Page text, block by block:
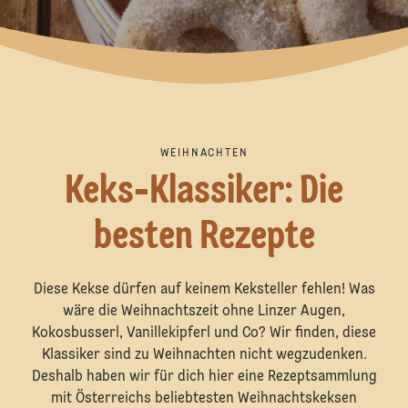
WEIHNACHTEN
Keks-Klassiker: Die
besten Rezepte
Diese Kekse dürfen auf keinem Keksteller fehlen! Was
wäre die Weihnachtszeit ohne Linzer Augen,
Kokosbusserl, Vanillekipferl und Co? Wir finden, diese
Klassiker sind zu Weihnachten nicht wegzudenken.
Deshalb haben wir für dich hier eine Rezeptsammlung
mit Österreichs beliebtesten Weihnachtskeksen